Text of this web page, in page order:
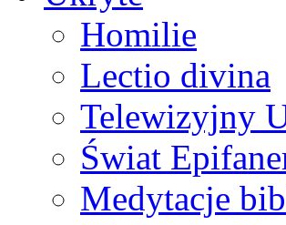
Homilie
Lectio divina
Telewizyjny
Świat
Medytacje